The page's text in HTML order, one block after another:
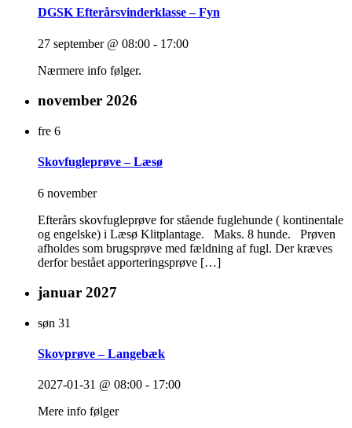
DGSK Efterårsvinderklasse – Fyn
27 september @ 08:00 - 17:00
Nærmere info følger.
november 2026
fre 6
Skovfugleprøve – Læsø
6 november
Efterårs skovfugleprøve for stående fuglehunde ( kontinentale
og engelske) i Læsø Klitplantage. Maks. 8 hunde. Prøven
afholdes som brugsprøve med fældning af fugl. Der kræves
derfor bestået apporteringsprøve […]
januar 2027
søn 31
Skovprøve – Langebæk
2027-01-31 @ 08:00 - 17:00
Mere info følger